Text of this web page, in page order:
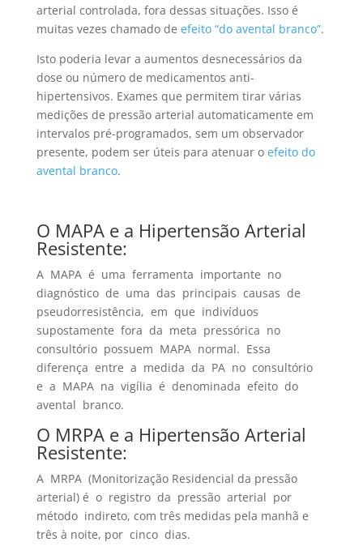
arterial controlada, fora dessas situações. Isso é
muitas vezes chamado de efeito “do avental branco”.
Isto poderia levar a aumentos desnecessários da
dose ou número de medicamentos anti-
hipertensivos. Exames que permitem tirar várias
medições de pressão arterial automaticamente em
intervalos pré-programados, sem um observador
presente, podem ser úteis para atenuar o efeito do
avental branco.
O MAPA e a Hipertensão Arterial
Resistente:
A MAPA é uma ferramenta importante no
diagnóstico de uma das principais causas de
pseudorresistência, em que indivíduos
supostamente fora da meta pressórica no
consultório possuem MAPA normal. Essa
diferença entre a medida da PA no consultório
e a MAPA na vigília é denominada efeito do
avental branco.
O MRPA e a Hipertensão Arterial
Resistente:
A MRPA (Monitorização Residencial da pressão
arterial) é o registro da pressão arterial por
método indireto, com três medidas pela manhã e
três à noite, por cinco dias.